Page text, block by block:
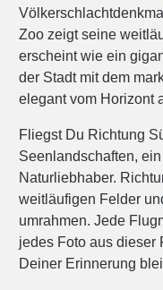
Zoo zeigt seine
erscheint wie ein
der Stadt mit dem
elegant vom Horizont
Fliegst Du Richtung
Seenlandschaften,
Naturliebhaber.
weitläufigen Felder
umrahmen. Jede
jedes Foto aus dieser
Deiner Erinnerung